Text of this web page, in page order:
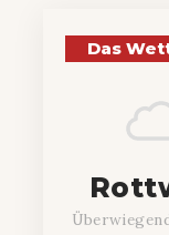
Das